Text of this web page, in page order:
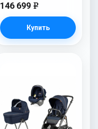
146 699 e
Купить